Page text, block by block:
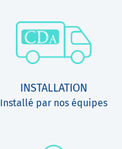
INSTALLATION
Installé par nos équipes